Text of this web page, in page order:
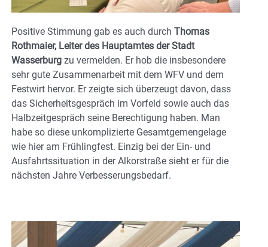
Positive Stimmung gab es auch durch Thomas
Rothmaier, Leiter des Hauptamtes der Stadt
Wasserburg zu vermelden. Er hob die insbesondere
sehr gute Zusammenarbeit mit dem WFV und dem
Festwirt hervor. Er zeigte sich überzeugt davon, dass
das Sicherheitsgespräch im Vorfeld sowie auch das
Halbzeitgespräch seine Berechtigung haben. Man
habe so diese unkomplizierte Gesamtgemengelage
wie hier am Frühlingfest. Einzig bei der Ein- und
Ausfahrtssituation in der Alkorstraße sieht er für die
nächsten Jahre Verbesserungsbedarf.